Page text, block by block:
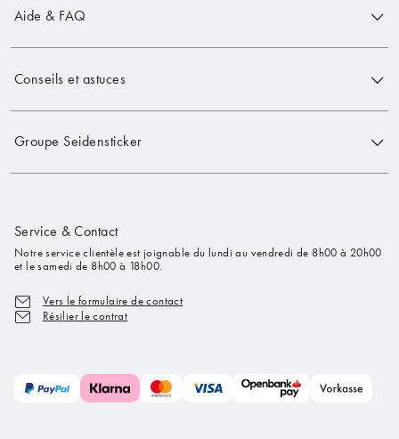
Aide & FAQ
Conseils et astuces
Groupe Seidensticker
Service & Contact
Notre service clientèle est joignable du lundi au vendredi de 8h00 à 20h00
et le samedi de 8h00 à 18h00.
Vers le formulaire de contact
Résilier le contrat